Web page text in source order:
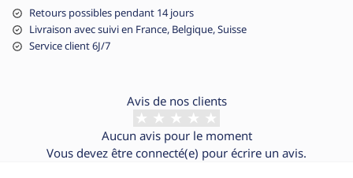
Retours possibles pendant 14 jours
Livraison avec suivi en France, Belgique, Suisse
Service client 6J/7
Avis de nos clients
Aucun avis pour le moment
Vous devez être connecté(e) pour écrire un avis.